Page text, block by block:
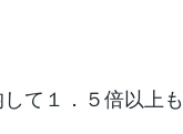
て１．５倍以上